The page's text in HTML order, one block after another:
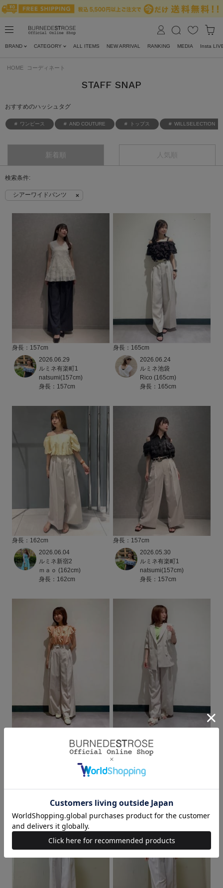
BRAND CATEGORY ALL ITEMS NEW ARRIVAL RANKING MEDIA Insta
HOME コーディネート
STAFF SNAP
おすすめのハッシュタグ
ワンピース AND COUTURE トップス WILLSELECTION
新着順 人気順
シアーワイドパンツ
身長：157cm
2026.06.29
ルミネ有楽町1
natsumi(157cm)
身長：157cm
身長：165cm
2026.06.24
ルミネ池袋
Rico (165cm)
身長：165cm
身長：162cm
2026.06.04
ルミネ新宿2
ｍａｏ (162cm)
身長：162cm
身長：157cm
2026.05.30
ルミネ有楽町1
natsumi(157cm)
身長：157cm
2026.04.30
ルミネ池袋
身長：154cm